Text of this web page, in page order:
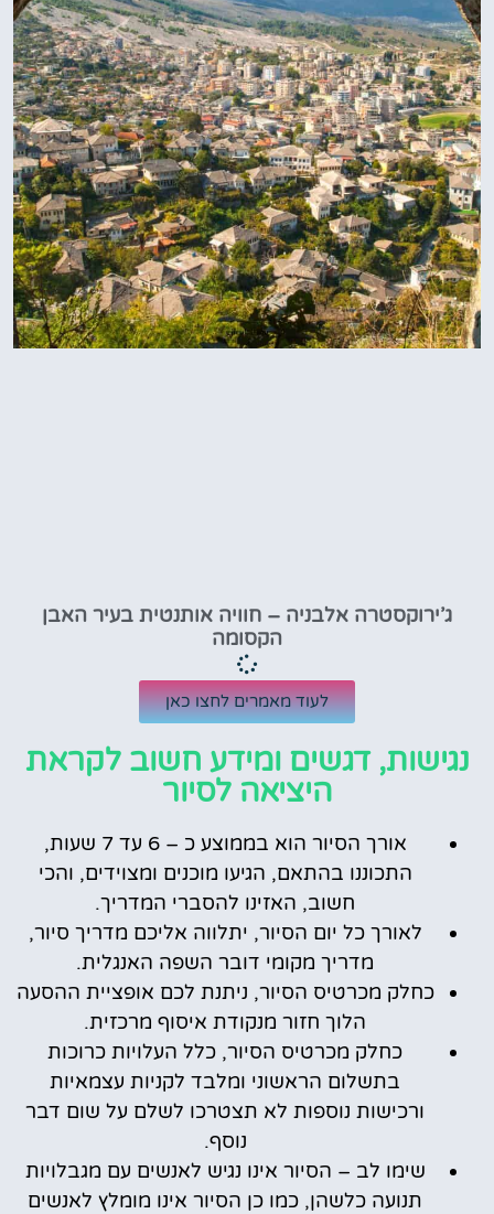
ג’ירוקסטרה אלבניה – חוויה אותנטית בעיר האבן
הקסומה
לעוד מאמרים לחצו כאן
נגישות, דגשים ומידע חשוב לקראת
היציאה לסיור
אורך הסיור הוא בממוצע כ – 6 עד 7 שעות,
התכוננו בהתאם, הגיעו מוכנים ומצוידים, והכי
חשוב, האזינו להסברי המדריך.
לאורך כל יום הסיור, יתלווה אליכם מדריך סיור,
מדריך מקומי דובר השפה האנגלית.
כחלק מכרטיס הסיור, ניתנת לכם אופציית ההסעה
הלוך חזור מנקודת איסוף מרכזית.
כחלק מכרטיס הסיור, כלל העלויות כרוכות
בתשלום הראשוני ומלבד לקניות עצמאיות
ורכישות נוספות לא תצטרכו לשלם על שום דבר
נוסף.
שימו לב – הסיור אינו נגיש לאנשים עם מגבלויות
תנועה כלשהן, כמו כן הסיור אינו מומלץ לאנשים